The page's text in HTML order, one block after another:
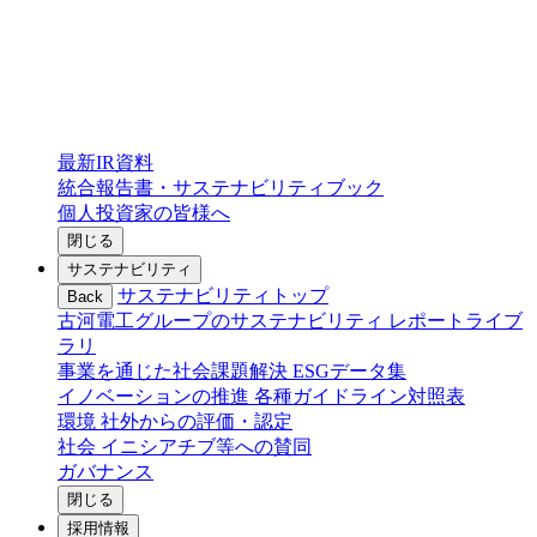
最新IR資料
統合報告書・サステナビリティブック
個人投資家の皆様へ
閉じる
サステナビリティ
Back
サステナビリティトップ
古河電工グループのサステナビリティ レポートライブ
ラリ
事業を通じた社会課題解決 ESGデータ集
イノベーションの推進 各種ガイドライン対照表
環境 社外からの評価・認定
社会 イニシアチブ等への賛同
ガバナンス
閉じる
採用情報